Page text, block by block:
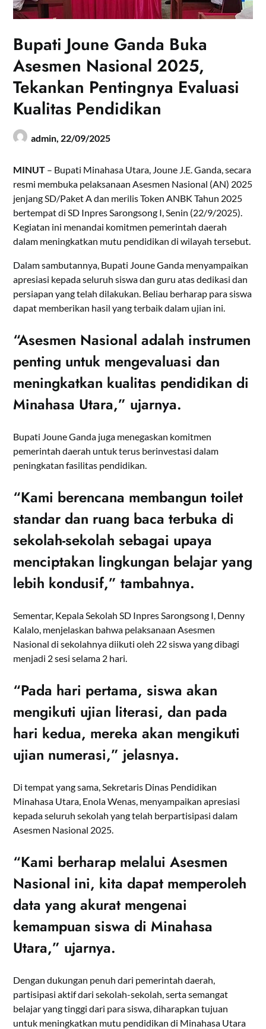
Bupati Joune Ganda Buka
Asesmen Nasional 2025,
Tekankan Pentingnya Evaluasi
Kualitas Pendidikan
admin, 22/09/2025
MINUT – Bupati Minahasa Utara, Joune J.E. Ganda, secara
resmi membuka pelaksanaan Asesmen Nasional (AN) 2025
jenjang SD/Paket A dan merilis Token ANBK Tahun 2025
bertempat di SD Inpres Sarongsong I, Senin (22/9/2025).
Kegiatan ini menandai komitmen pemerintah daerah
dalam meningkatkan mutu pendidikan di wilayah tersebut.
Dalam sambutannya, Bupati Joune Ganda menyampaikan
apresiasi kepada seluruh siswa dan guru atas dedikasi dan
persiapan yang telah dilakukan. Beliau berharap para siswa
dapat memberikan hasil yang terbaik dalam ujian ini.
“Asesmen Nasional adalah instrumen
penting untuk mengevaluasi dan
meningkatkan kualitas pendidikan di
Minahasa Utara,” ujarnya.
Bupati Joune Ganda juga menegaskan komitmen
pemerintah daerah untuk terus berinvestasi dalam
peningkatan fasilitas pendidikan.
“Kami berencana membangun toilet
standar dan ruang baca terbuka di
sekolah-sekolah sebagai upaya
menciptakan lingkungan belajar yang
lebih kondusif,” tambahnya.
Sementar, Kepala Sekolah SD Inpres Sarongsong I, Denny
Kalalo, menjelaskan bahwa pelaksanaan Asesmen
Nasional di sekolahnya diikuti oleh 22 siswa yang dibagi
menjadi 2 sesi selama 2 hari.
“Pada hari pertama, siswa akan
mengikuti ujian literasi, dan pada
hari kedua, mereka akan mengikuti
ujian numerasi,” jelasnya.
Di tempat yang sama, Sekretaris Dinas Pendidikan
Minahasa Utara, Enola Wenas, menyampaikan apresiasi
kepada seluruh sekolah yang telah berpartisipasi dalam
Asesmen Nasional 2025.
“Kami berharap melalui Asesmen
Nasional ini, kita dapat memperoleh
data yang akurat mengenai
kemampuan siswa di Minahasa
Utara,” ujarnya.
Dengan dukungan penuh dari pemerintah daerah,
partisipasi aktif dari sekolah-sekolah, serta semangat
belajar yang tinggi dari para siswa, diharapkan tujuan
untuk meningkatkan mutu pendidikan di Minahasa Utara